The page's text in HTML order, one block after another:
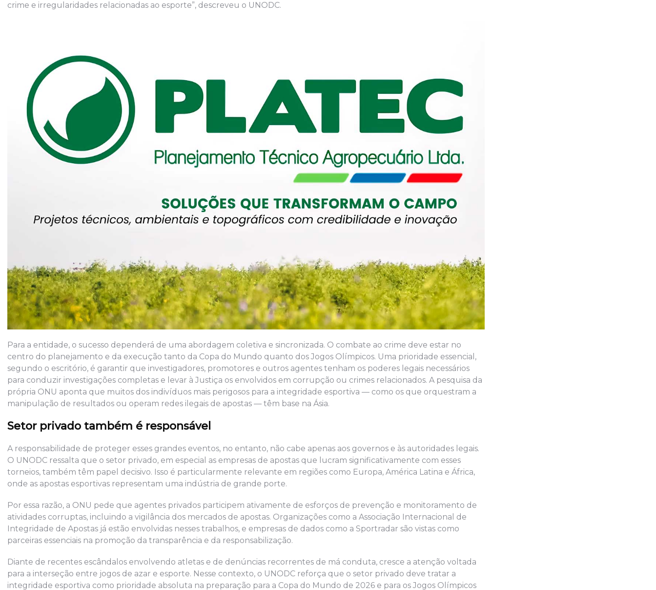
crime e irregularidades relacionadas ao esporte”, descreveu o UNODC.
Para a entidade, o sucesso dependerá de uma abordagem coletiva e sincronizada. O combate ao crime deve estar no
centro do planejamento e da execução tanto da Copa do Mundo quanto dos Jogos Olímpicos. Uma prioridade essencial,
segundo o escritório, é garantir que investigadores, promotores e outros agentes tenham os poderes legais necessários
para conduzir investigações completas e levar à Justiça os envolvidos em corrupção ou crimes relacionados. A pesquisa da
própria ONU aponta que muitos dos indivíduos mais perigosos para a integridade esportiva — como os que orquestram a
manipulação de resultados ou operam redes ilegais de apostas — têm base na Ásia.
Setor privado também é responsável
A responsabilidade de proteger esses grandes eventos, no entanto, não cabe apenas aos governos e às autoridades legais.
O UNODC ressalta que o setor privado, em especial as empresas de apostas que lucram significativamente com esses
torneios, também têm papel decisivo. Isso é particularmente relevante em regiões como Europa, América Latina e África,
onde as apostas esportivas representam uma indústria de grande porte.
Por essa razão, a ONU pede que agentes privados participem ativamente de esforços de prevenção e monitoramento de
atividades corruptas, incluindo a vigilância dos mercados de apostas. Organizações como a Associação Internacional de
Integridade de Apostas já estão envolvidas nesses trabalhos, e empresas de dados como a Sportradar são vistas como
parceiras essenciais na promoção da transparência e da responsabilização.
Diante de recentes escândalos envolvendo atletas e de denúncias recorrentes de má conduta, cresce a atenção voltada
para a interseção entre jogos de azar e esporte. Nesse contexto, o UNODC reforça que o setor privado deve tratar a
integridade esportiva como prioridade absoluta na preparação para a Copa do Mundo de 2026 e para os Jogos Olímpicos